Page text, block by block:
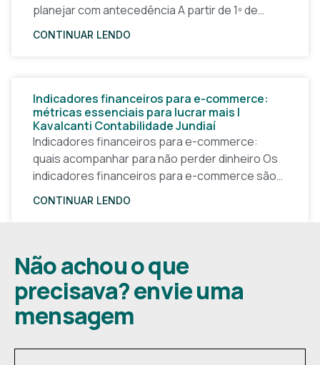
planejar com antecedência A partir de 1º de
janeiro de 2026, a forma
CONTINUAR LENDO
Indicadores financeiros para e-commerce:
métricas essenciais para lucrar mais |
Kavalcanti Contabilidade Jundiaí
Indicadores financeiros para e-commerce:
quais acompanhar para não perder dinheiro Os
indicadores financeiros para e-commerce são a
base de qualquer decisão inteligente em uma
CONTINUAR LENDO
Não achou o que
precisava? envie uma
mensagem